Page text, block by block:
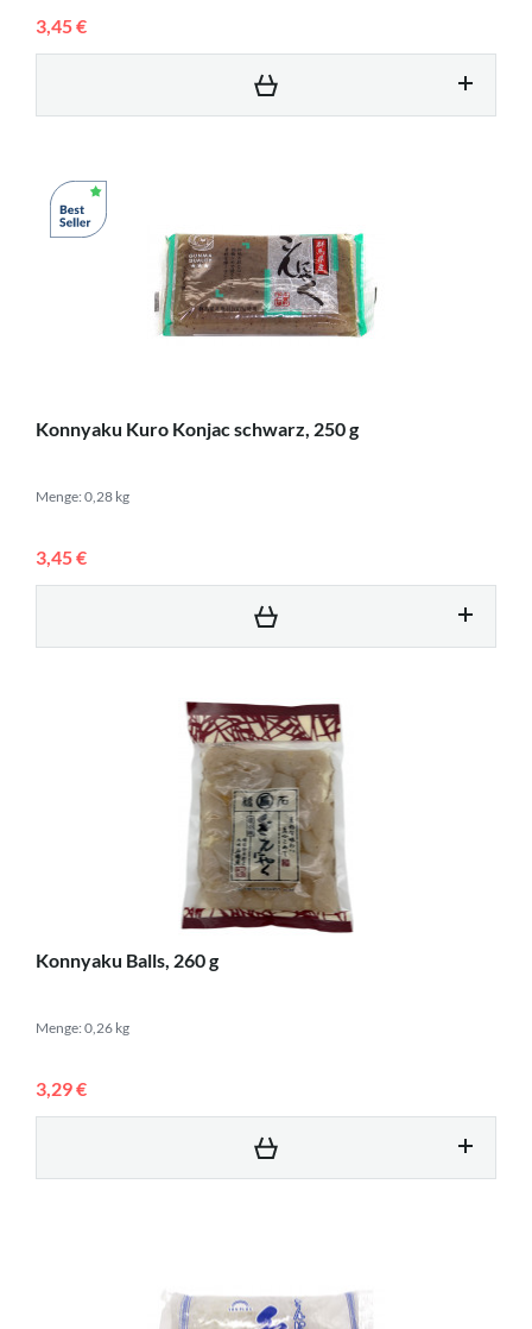
3,45 €
Konnyaku Kuro Konjac schwarz, 250 g
Menge: 0,28 kg
3,45 €
Konnyaku Balls, 260 g
Menge: 0,26 kg
3,29 €